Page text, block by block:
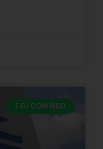
E EU COM ISSO